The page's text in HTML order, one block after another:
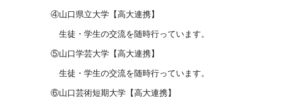
④山口県立大学 【高大連携】
生徒・学生の交流を随時行っています。
⑤山口学芸大学 【高大連携】
生徒・学生の交流を随時行っています。
⑥山口芸術短期大学 【高大連携】